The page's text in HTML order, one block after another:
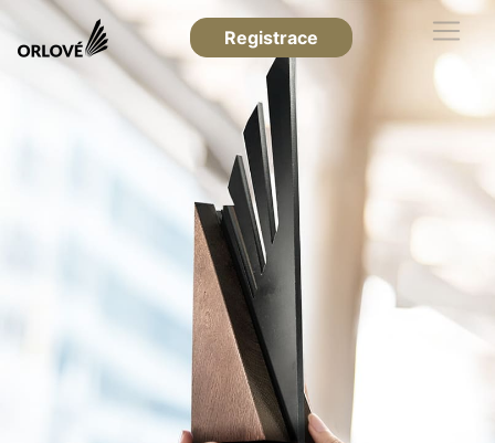
Registrace